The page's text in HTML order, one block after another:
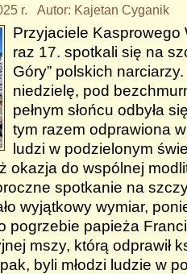
r. Autor: Kajetan Cyganik
Przyjaciele Kasprowego
raz 17. spotkali się na
Góry” polskich
niedzielę, pod
pełnym słońcu odbyła
tym razem odprawiona
ludzi w podzielonym
okazja do wspólnej
spotkanie na
wyjątkowy wymiar,
pogrzebie papieża
mszy, którą odprawił
byli młodzi ludzie w